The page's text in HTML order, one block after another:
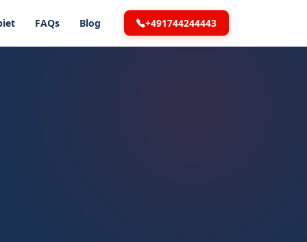
FAQs Blog +491744244443